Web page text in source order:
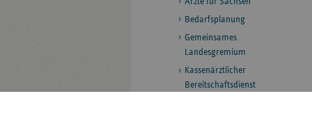
Bedarfsplanung
Gemeinsames
Landesgremium
Kassenärztlicher
Bereitschaftsdienst